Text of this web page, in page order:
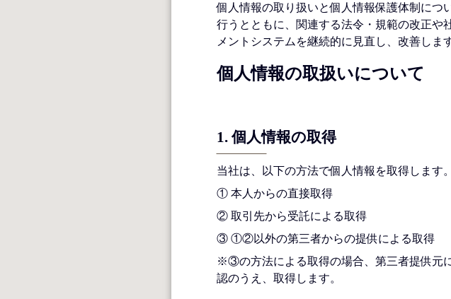
個⼈情報の取り扱いと個⼈情報保護体制につ
行うとともに、関連する法令・規範の改正や
メントシステムを継続的に⾒直し、改善します
個人情報の取扱いについて
1. 個人情報の取得
当社は、以下の方法で個人情報を取得します。
① 本人からの直接取得
② 取引先から受託による取得
③ ①②以外の第三者からの提供による取得
※③の方法による取得の場合、第三者提供元
認のうえ、取得します。